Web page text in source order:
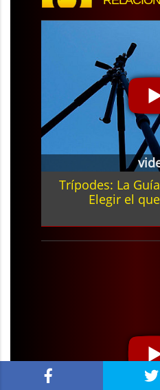
Trípodes: La
Elegir el
... y este